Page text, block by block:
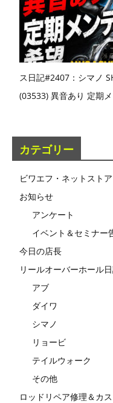
ス日記#2407：シマノ
(03533) 異音あり 定期
カテゴリー
ビワエフ・ネットストア
お知らせ
アンケート
イベント＆セミナー
今日の店長
リールオーバーホール
アブ
ダイワ
シマノ
リョービ
テイルウォーク
その他
ロッドリペア修理＆カ